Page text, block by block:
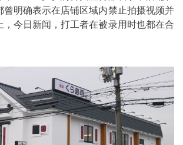
曾明确表示在店铺区域内禁止拍摄视频并
，今日新闻，打工者在被录用时也都在合